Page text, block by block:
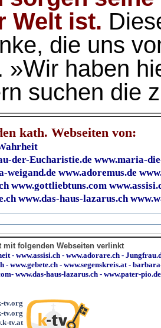
Welt ist.
die uns
»Wir haben
suchen die
kath. Webseiten von:
der-Eucharistie.de www.maria-
weigand.de www.adoremus.de
www.gottliebtuns.com
www.das-haus-lazarus.ch
mit folgenden Webseiten verlinkt
- www.assisi.ch - www.adorare.ch -
- www.gebete.ch - www.segenskreis.at-
- www.das-haus-lazarus.ch - www.pater-pio.de
tv.org
tv.org
tv.at